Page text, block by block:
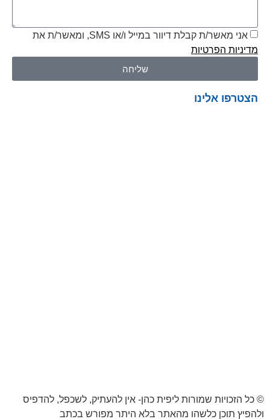
אני מאשר/ת קבלת דיוור במייל ו/או SMS, ומאשר/ת את
מדיניות הפרטיות
שליחה
הצטרפו אלינו
© כל הזכויות שמורות ליפית כהן- אין להעתיק, לשכפל, להדפיס
ולהפיץ תוכן כלשהו מהאתר בלא היתר מפורש בכתב